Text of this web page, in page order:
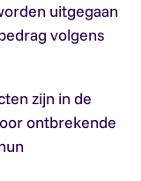
uitgegaan
volgens
zijn in de
ontbrekende